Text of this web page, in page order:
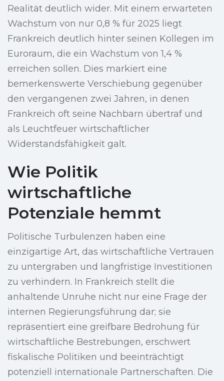
Realität deutlich wider. Mit einem erwarteten
Wachstum von nur 0,8 % für 2025 liegt
Frankreich deutlich hinter seinen Kollegen im
Euroraum, die ein Wachstum von 1,4 %
erreichen sollen. Dies markiert eine
bemerkenswerte Verschiebung gegenüber
den vergangenen zwei Jahren, in denen
Frankreich oft seine Nachbarn übertraf und
als Leuchtfeuer wirtschaftlicher
Widerstandsfähigkeit galt.
Wie Politik
wirtschaftliche
Potenziale hemmt
Politische Turbulenzen haben eine
einzigartige Art, das wirtschaftliche Vertrauen
zu untergraben und langfristige Investitionen
zu verhindern. In Frankreich stellt die
anhaltende Unruhe nicht nur eine Frage der
internen Regierungsführung dar; sie
repräsentiert eine greifbare Bedrohung für
wirtschaftliche Bestrebungen, erschwert
fiskalische Politiken und beeinträchtigt
potenziell internationale Partnerschaften. Die